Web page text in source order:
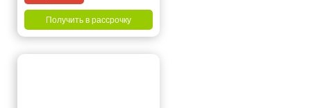
Получить в рассрочку